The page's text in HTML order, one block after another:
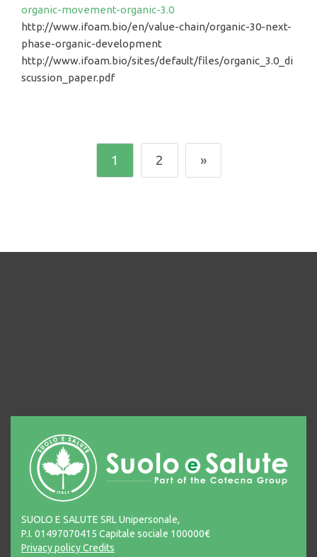
organic-movement-organic-3.0
http://www.ifoam.bio/en/value-chain/organic-30-next-
phase-organic-development
http://www.ifoam.bio/sites/default/files/organic_3.0_di
scussion_paper.pdf
1 2 »
SUOLO E SALUTE SRL Unipersonale,
P.I. 01497070415 Capitale sociale 100000€
Privacy policyCredits